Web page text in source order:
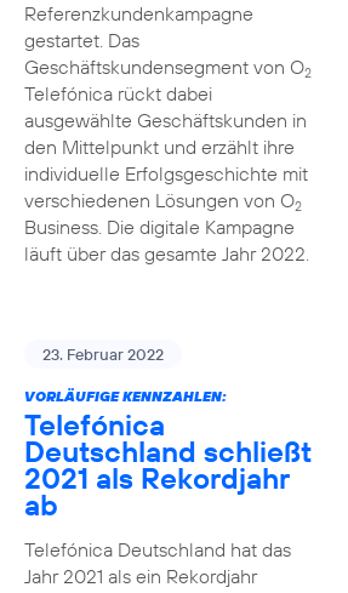
Referenzkundenkampagne
gestartet. Das
Geschäftskundensegment von O2
Telefónica rückt dabei
ausgewählte Geschäftskunden in
den Mittelpunkt und erzählt ihre
individuelle Erfolgsgeschichte mit
verschiedenen Lösungen von O2
Business. Die digitale Kampagne
läuft über das gesamte Jahr 2022.
23. Februar 2022
VORLÄUFIGE KENNZAHLEN:
Telefónica
Deutschland schließt
2021 als Rekordjahr
ab
Telefónica Deutschland hat das
Jahr 2021 als ein Rekordjahr